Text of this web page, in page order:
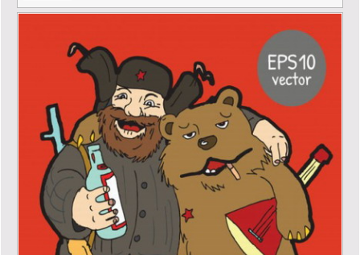
Философские размышления
Этот огромный мир!
Login